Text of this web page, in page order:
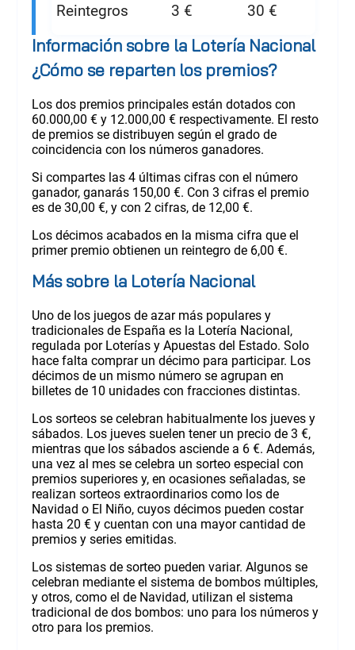
Reintegros 3 € 30 €
Información sobre la Lotería Nacional
¿Cómo se reparten los premios?
Los dos premios principales están dotados con
60.000,00 € y 12.000,00 € respectivamente. El resto
de premios se distribuyen según el grado de
coincidencia con los números ganadores.
Si compartes las 4 últimas cifras con el número
ganador, ganarás 150,00 €. Con 3 cifras el premio
es de 30,00 €, y con 2 cifras, de 12,00 €.
Los décimos acabados en la misma cifra que el
primer premio obtienen un reintegro de 6,00 €.
Más sobre la Lotería Nacional
Uno de los juegos de azar más populares y
tradicionales de España es la Lotería Nacional,
regulada por Loterías y Apuestas del Estado. Solo
hace falta comprar un décimo para participar. Los
décimos de un mismo número se agrupan en
billetes de 10 unidades con fracciones distintas.
Los sorteos se celebran habitualmente los jueves y
sábados. Los jueves suelen tener un precio de 3 €,
mientras que los sábados asciende a 6 €. Además,
una vez al mes se celebra un sorteo especial con
premios superiores y, en ocasiones señaladas, se
realizan sorteos extraordinarios como los de
Navidad o El Niño, cuyos décimos pueden costar
hasta 20 € y cuentan con una mayor cantidad de
premios y series emitidas.
Los sistemas de sorteo pueden variar. Algunos se
celebran mediante el sistema de bombos múltiples,
y otros, como el de Navidad, utilizan el sistema
tradicional de dos bombos: uno para los números y
otro para los premios.